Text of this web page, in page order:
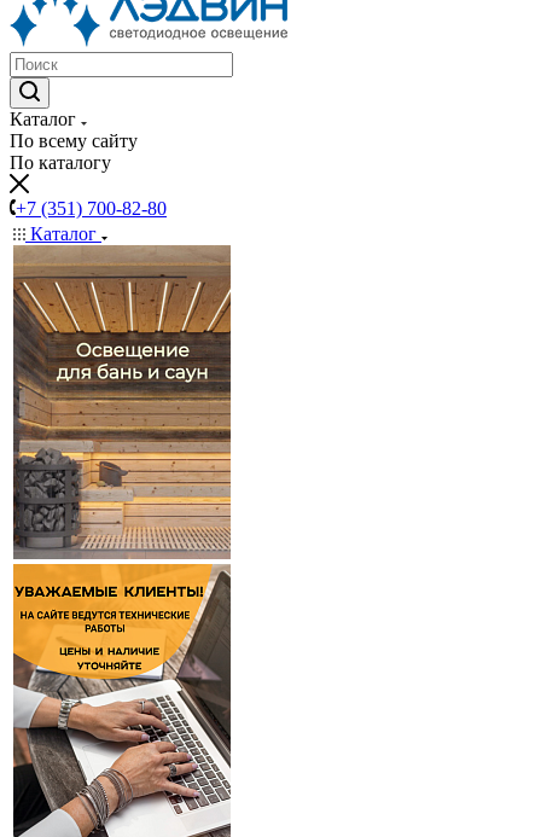
Каталог
По всему сайту
По каталогу
+7 (351) 700-82-80
Каталог